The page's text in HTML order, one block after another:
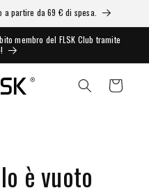
partire da 69 € di spesa.
membro del FLSK Club tramite
Carrello
è vuoto